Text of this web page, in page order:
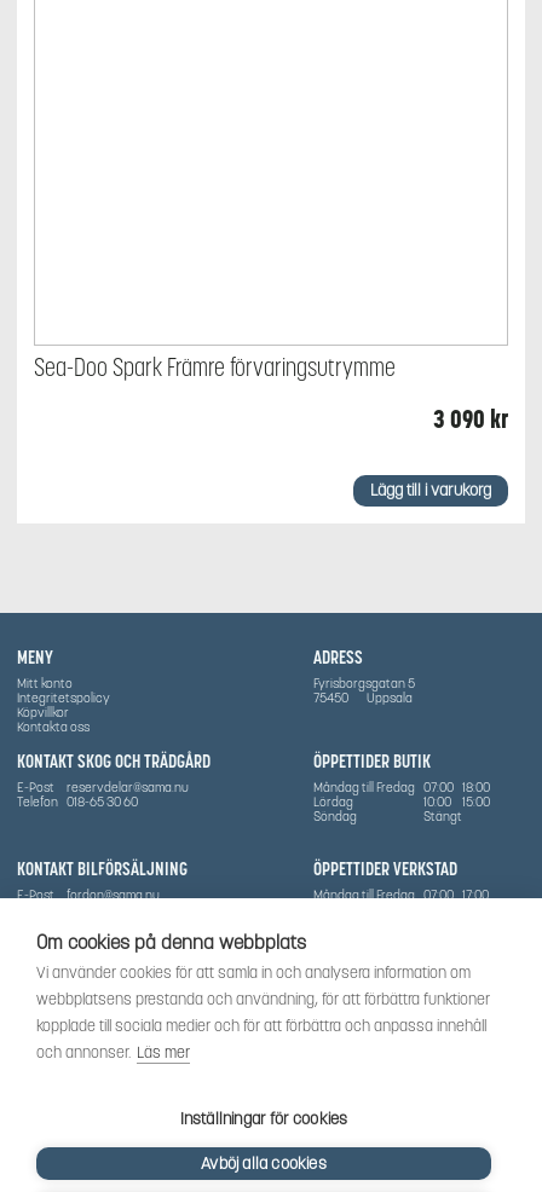
Om cookies på denna webbplats
Vi använder cookies för att samla in och analysera information om
webbplatsens prestanda och användning, för att förbättra funktioner
kopplade till sociala medier och för att förbättra och anpassa innehåll
och annonser. Läs mer
Inställningar för cookies
Avböj alla cookies
Sea-Doo Spark Främre förvaringsutrymme
3 090 kr
Lägg till i varukorg
MENY
Mitt konto
Integritetspolicy
Köpvillkor
Kontakta oss
ÖPPETTIDER BUTIK
Måndag till Fredag 07:00 18:00
Lördag
10:00
15:00
Söndag
Stängt
ÖPPETTIDER VERKSTAD
Måndag till Fredag 07:00 17:00
ADRESS
Fyrisborgsgatan 5
75450
Uppsala
KONTAKT SKOG OCH TRÄDGÅRD
E-Post
reservdelar@sama.nu
Telefon 018-65 30 60
KONTAKT BILFÖRSÄLJNING
E-Post
fordon@sama.nu
Vi har sedan 1970-talet levererat skog-och trädgårdsprodukter till Uppsala med omnejd. Vi
har idag även ett brett utbud av dessa produkter samt BRP:s produktsortiment, gällande
Can-Am, Sea-Doo.
Vi är certifierad serviceverkstad.
SOCIALT